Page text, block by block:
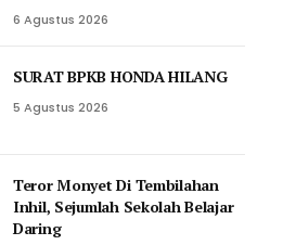
6 Agustus 2026
SURAT BPKB HONDA HILANG
5 Agustus 2026
Teror Monyet Di Tembilahan
Inhil, Sejumlah Sekolah Belajar
Daring